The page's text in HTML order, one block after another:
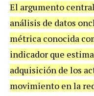
El argumento
análisis de datos
métrica conocida
indicador que
adquisición de los
movimiento en la